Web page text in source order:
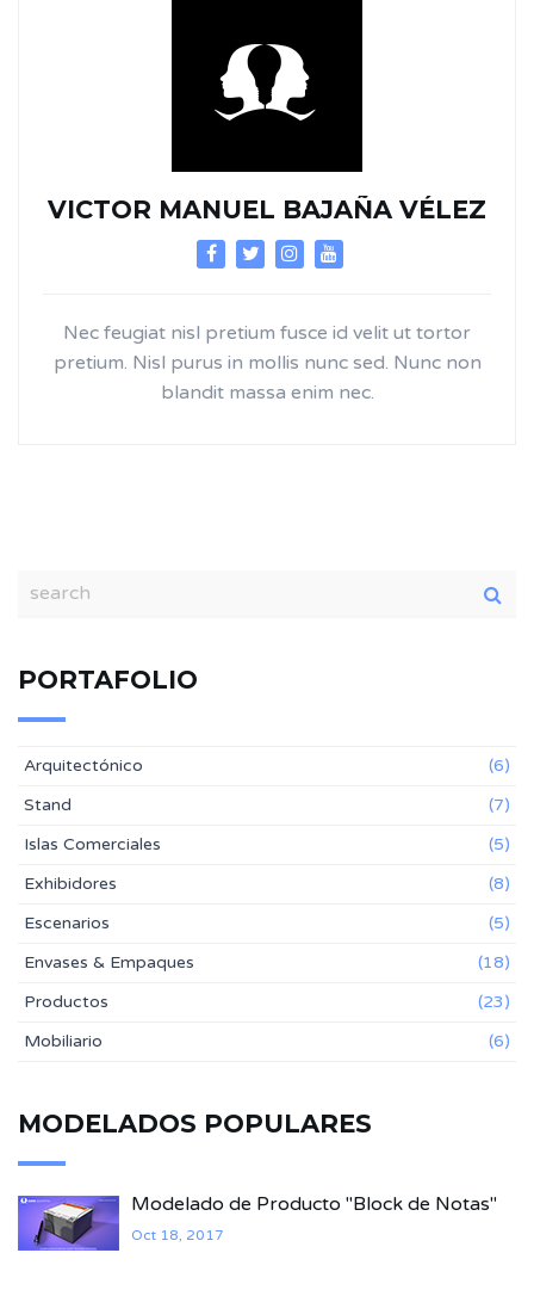
VICTOR MANUEL BAJAÑA VÉLEZ
Nec feugiat nisl pretium fusce id velit ut tortor
pretium. Nisl purus in mollis nunc sed. Nunc non
blandit massa enim nec.
PORTAFOLIO
Arquitectónico
(6)
Stand
(7)
Islas Comerciales
(5)
Exhibidores
(8)
Escenarios
(5)
Envases & Empaques
(18)
Productos
(23)
Mobiliario
(6)
MODELADOS POPULARES
Modelado de Producto "Block de Notas"
Oct 18, 2017